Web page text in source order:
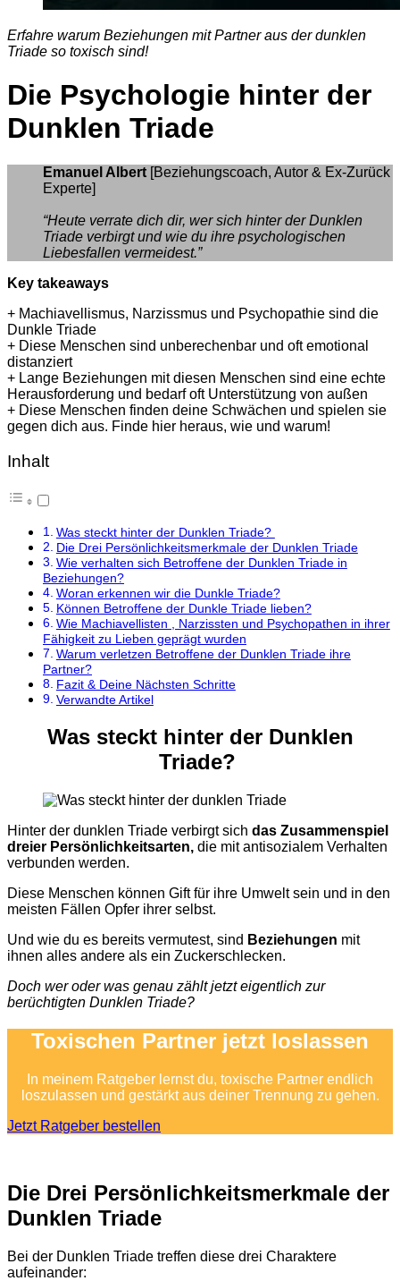
Erfahre warum Beziehungen mitPartneraus derdunklen
Triade so toxisch sind!
Die Psychologie hinter der
Dunklen Triade
Emanuel Albert [Beziehungscoach, Autor & Ex-Zurück
Experte]
“Heute verrate dich dir, wer sich hinter der Dunklen
Triade verbirgt und wie du ihre psychologischen
Liebesfallen vermeidest.”
Key takeaways
+ Machiavellismus, Narzissmus und Psychopathie sind die
Dunkle Triade
+ Diese Menschen sind unberechenbar und oft emotional
distanziert
+ Lange Beziehungen mit diesen Menschen sind eine echte
Herausforderung und bedarf oft Unterstützung von außen
+ Diese Menschen finden deine Schwächen und spielen sie
gegen dich aus. Finde hier heraus, wie und warum!
Inhalt
Was steckt hinter der Dunklen Triade?
Die Drei Persönlichkeitsmerkmale der Dunklen Triade
Wie verhalten sich Betroffene der Dunklen Triade in
Beziehungen?
Woran erkennen wir die Dunkle Triade?
Können Betroffene der Dunkle Triade lieben?
Wie Machiavellisten , Narzissten und Psychopathen in ihrer
Fähigkeit zu Lieben geprägt wurden
Warum verletzen Betroffene der Dunklen Triade ihre
Partner?
Fazit & Deine Nächsten Schritte
Verwandte Artikel
Was steckt hinterder Dunklen
Triade?
Hinter der dunklen Triade verbirgt sich das Zusammenspiel
dreier Persönlichkeitsarten, die mit antisozialem Verhalten
verbunden werden.
Diese Menschen können Gift für ihre Umwelt sein und in den
meisten Fällen Opfer ihrer selbst.
Und wie du es bereits vermutest, sind Beziehungen mit
ihnen alles andere als ein Zuckerschlecken.
Doch wer oder was genau zählt jetzt eigentlich zur
berüchtigten Dunklen Triade?
Toxischen Partner jetzt loslassen
In meinem Ratgeber lernst du, toxische Partner endlich
loszulassen und gestärkt aus deiner Trennung zu gehen.
Jetzt Ratgeber bestellen
Die Drei Persönlichkeitsmerkmale der
Dunklen Triade
Bei der Dunklen Triade treffen diese drei Charaktere
aufeinander: